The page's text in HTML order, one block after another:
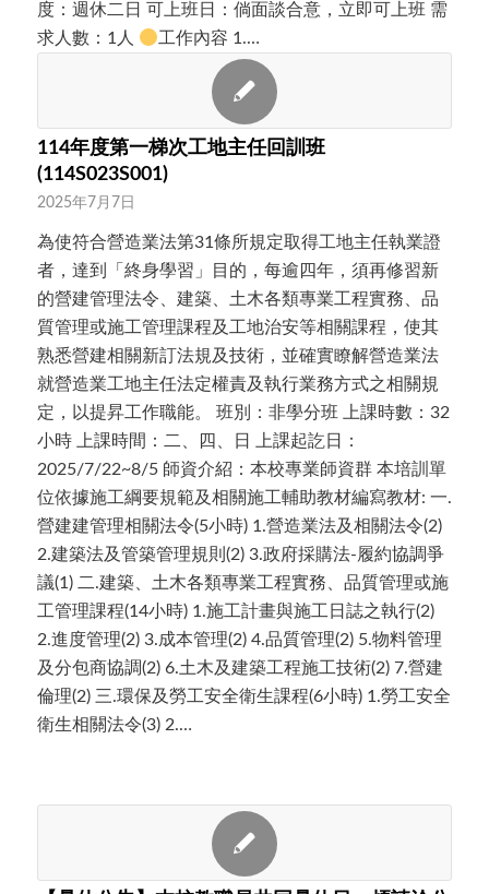
度：週休二日 可上班日：倘面談合意，立即可上班 需
求人數：1人
工作內容 1.…
114年度第一梯次工地主任回訓班
(114S023S001)
2025年7月7日
為使符合營造業法第31條所規定取得工地主任執業證
者，達到「終身學習」目的，每逾四年，須再修習新
的營建管理法令、建築、土木各類專業工程實務、品
質管理或施工管理課程及工地治安等相關課程，使其
熟悉營建相關新訂法規及技術，並確實瞭解營造業法
就營造業工地主任法定權責及執行業務方式之相關規
定，以提昇工作職能。 班別：非學分班 上課時數：32
小時 上課時間：二、四、日 上課起訖日：
2025/7/22~8/5 師資介紹：本校專業師資群 本培訓單
位依據施工綱要規範及相關施工輔助教材編寫教材: 一.
營建建管理相關法令(5小時) 1.營造業法及相關法令(2)
2.建築法及管築管理規則(2) 3.政府採購法-履約協調爭
議(1) 二.建築、土木各類專業工程實務、品質管理或施
工管理課程(14小時) 1.施工計畫與施工日誌之執行(2)
2.進度管理(2) 3.成本管理(2) 4.品質管理(2) 5.物料管理
及分包商協調(2) 6.土木及建築工程施工技術(2) 7.營建
倫理(2) 三.環保及勞工安全衛生課程(6小時) 1.勞工安全
衛生相關法令(3) 2.…